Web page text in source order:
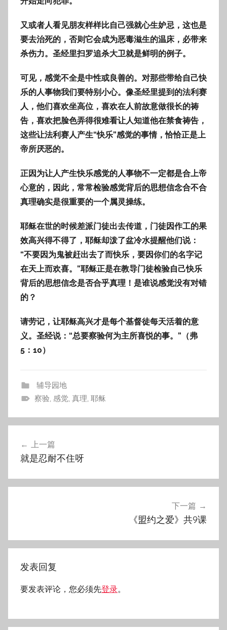
又或者人看见朋友样样比自己强就心生妒忌，这也是
要去治死的，否则它会成为恶毒滋生的温床，必带来
杀伤力。圣经里扫罗追杀大卫就是鲜明的例子。
可见，感觉不全是中性或良善的。对那些带给自己快
乐的人事物我们要特别小心。像圣经里提到的法利赛
人，他们喜欢坐高位，喜欢在人前故意做很长的祷
告，喜欢把脸色弄得很难看让人知道他在禁食祷告，
这些让法利赛人产生“快乐”感觉的事情，恰恰正是上
帝所厌恶的。
正因为让人产生快乐感觉的人事物不一定都是合上帝
心意的，因此，常常检验感觉背后的思想信念合不合
真理确实是很重要的一个属灵操练。
耶稣在世的时候差派门徒出去传道，门徒因作工的果
效高兴得不得了，耶稣却泼了盆冷水提醒他们说：
“不要因为鬼被赶出去了而快乐，要因你们的名字记
在天上而欢喜。”耶稣正是在教导门徒检验自己快乐
背后的思想信念是否合乎真理！是谁说感觉没有对错
的？
请劳记，让耶稣高兴才是每个基督徒每天活着的意
义。圣经说：“总要察验何为主所喜悦的事。”（弗
5：10）
辅导园地
察验, 感觉, 真理, 耶稣
航
上一篇
就是忍耐不住呀
下一篇
《盟约之爱》共9课
发表回复
要发表评论，您必须先登录。